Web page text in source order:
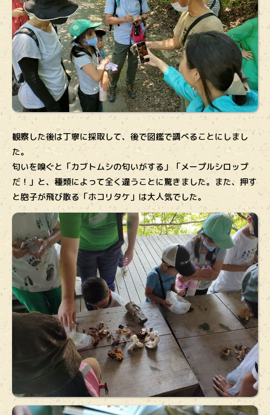
観察した後は丁寧に採取して、後で図鑑で調べることにしまし
た。
匂いを嗅ぐと「カブトムシの匂いがする」「メープルシロップ
だ！」と、種類によって全く違うことに驚きました。また、押す
と胞子が飛び散る「ホコリタケ」は大人気でした。